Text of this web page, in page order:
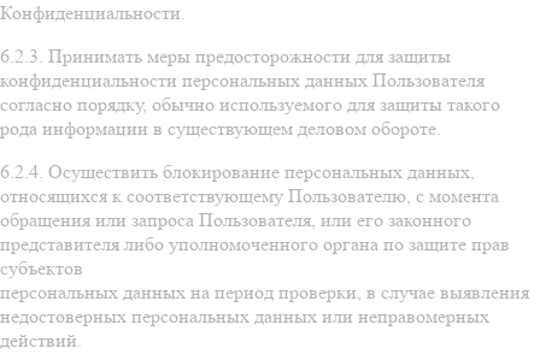
Конфиденциальности.
6.2.3. Принимать меры предосторожности для защиты
конфиденциальности персональных данных Пользователя
согласно порядку, обычно используемого для защиты такого
рода информации в существующем деловом обороте.
6.2.4. Осуществить блокирование персональных данных,
относящихся к соответствующему Пользователю, с момента
обращения или запроса Пользователя, или его законного
представителя либо уполномоченного органа по защите прав
субъектов
персональных данных на период проверки, в случае выявления
недостоверных персональных данных или неправомерных
действий.